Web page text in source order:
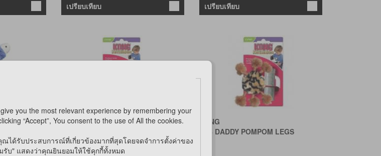
เปรียบเทียบ เปรียบเทียบ
KONG
KONG
NL4 DADDY POMPOM LEGS
you the most relevant experience by remembering your
“Accept”, You consent to the use of All the cookies.
ณได้รับประสบการณ์ที่เกี่ยวข้องมากที่สุดโดยจดจำการตั้งค่าของ
บ" แสดงว่าคุณยินยอมให้ใช้คุกกี้ทั้งหมด